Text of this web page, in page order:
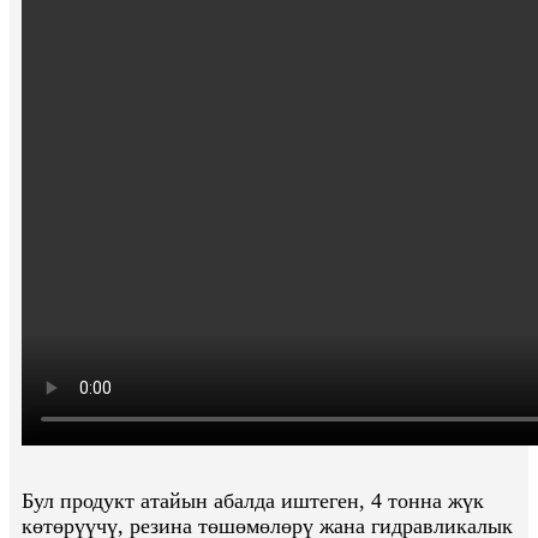
Бул продукт атайын абалда иштеген, 4 тонна жүк
көтөрүүчү, резина төшөмөлөрү жана гидравликалык